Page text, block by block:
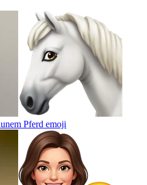
Pferd emoji